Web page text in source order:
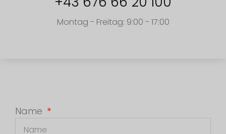
Montag - Freitag: 9:00 - 17:00
Name